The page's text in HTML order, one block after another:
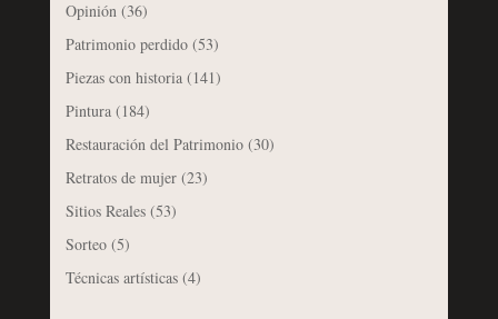
Opinión(36)
Patrimonio perdido(53)
Piezas con historia(141)
Pintura(184)
Restauración del Patrimonio(30)
Retratos de mujer(23)
Sitios Reales(53)
Sorteo(5)
Técnicas artísticas(4)